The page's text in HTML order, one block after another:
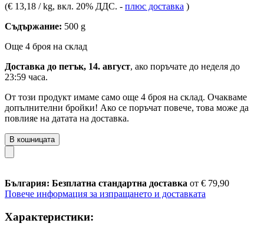
(€ 13,18 / kg, вкл. 20% ДДС. - плюс доставка )
Съдържание: 500 g
Още 4 броя на склад
Доставка до петък, 14. август, ако поръчате до неделя до
23:59 часа.
От този продукт имаме само още 4 броя на склад. Очакваме
допълнителни бройки! Ако се поръчат повече, това може да
повлияе на датата на доставка.
В кошницата
България: Безплатна стандартна доставка от € 79,90
Повече информация за изпращането и доставката
Характеристики: